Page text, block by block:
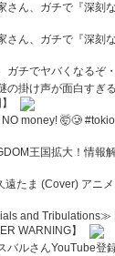
さん、ガチで『深刻
さん、ガチで『深刻
ガチでヤバくなるぞ
の掛け声が面白すぎ
money! 🤯🥲
王国拡大！情報
遠たま (Cover) アニ
and Tribulations≫
WARNING】
バルさんYouTube